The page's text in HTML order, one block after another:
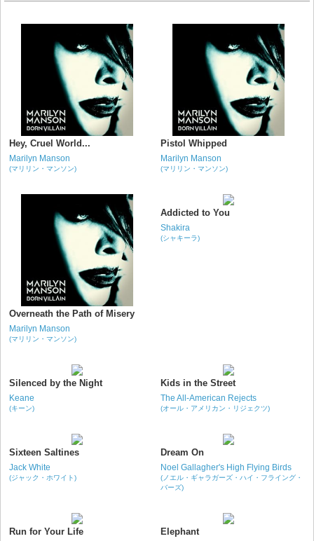
Hey, Cruel World...
Marilyn Manson
(マリリン・マンソン)
Pistol Whipped
Marilyn Manson
(マリリン・マンソン)
Overneath the Path of Misery
Marilyn Manson
(マリリン・マンソン)
Addicted to You
Shakira
(シャキーラ)
Silenced by the Night
Keane
(キーン)
Kids in the Street
The All-American Rejects
(オール・アメリカン・リジェクツ)
Sixteen Saltines
Jack White
(ジャック・ホワイト)
Dream On
Noel Gallagher's High Flying Birds
(ノエル・ギャラガーズ・ハイ・フライング・
バーズ)
Run for Your Life Elephant